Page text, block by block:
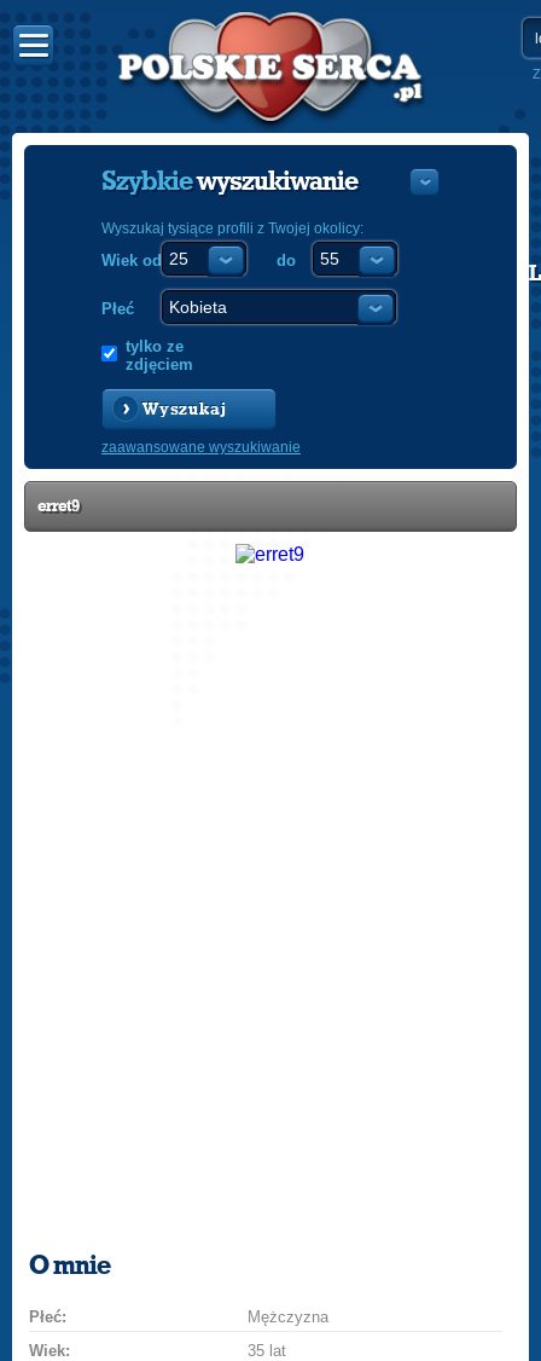
POLISH
Szybkiewyszukiwanie
Wyszukaj tysiące profili z Twojej okolicy:
Wiek od do
Płeć
tylko ze
zdjęciem
Wyszukaj
zaawansowane wyszukiwanie
erret9
O mnie
Płeć:
Mężczyzna
Wiek:
35 lat